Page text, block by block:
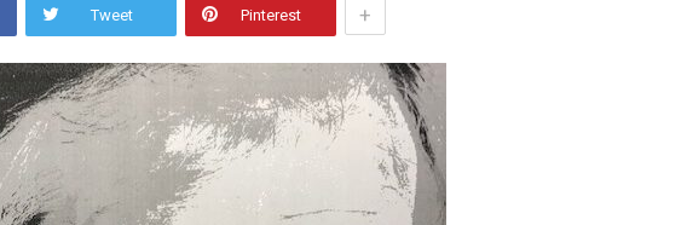
Tweet Pinterest +